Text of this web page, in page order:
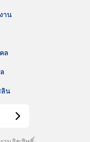
าน
ล
ลิน